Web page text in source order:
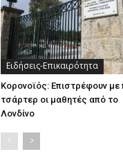
Ειδήσεις-Επικαιρότητα
Κορονοϊός: Επιστρέφουν με
τσάρτερ οι μαθητές από το
Λονδίνο